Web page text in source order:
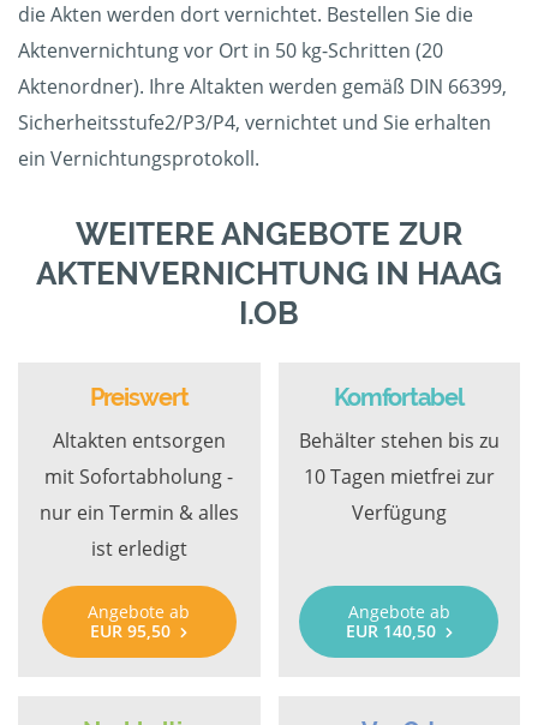
die Akten werden dort vernichtet. Bestellen Sie die
Aktenvernichtung vor Ort in 50 kg-Schritten (20
Aktenordner). Ihre Altakten werden gemäß DIN 66399,
Sicherheitsstufe2/P3/P4, vernichtet und Sie erhalten
ein Vernichtungsprotokoll.
WEITERE ANGEBOTE ZUR
AKTENVERNICHTUNG IN HAAG
I.OB
Preiswert
Altakten entsorgen
mit Sofortabholung -
nur ein Termin & alles
ist erledigt
Angebote ab
EUR 95,50
Komfortabel
Behälter stehen bis zu
10 Tagen mietfrei zur
Verfügung
Angebote ab
EUR 140,50